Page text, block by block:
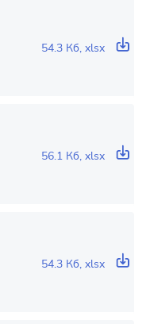
54.3 Кб, xlsx
56.1 Кб, xlsx
54.3 Кб, xlsx